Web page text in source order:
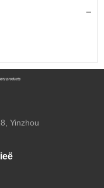
Yinzhou